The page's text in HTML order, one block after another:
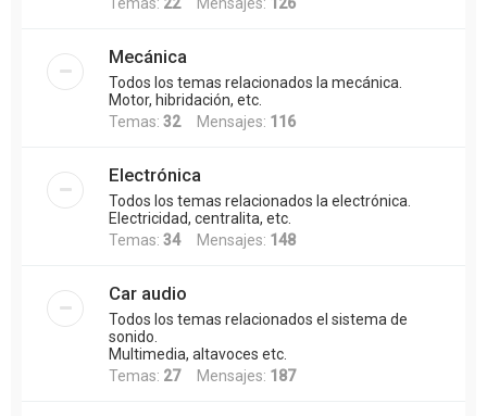
Mecánica
Todos los temas relacionados la mecánica.
Motor, hibridación, etc.
Temas: 32Mensajes: 116
Electrónica
Todos los temas relacionados la electrónica.
Electricidad, centralita, etc.
Temas: 34Mensajes: 148
Car audio
Todos los temas relacionados el sistema de
sonido.
Multimedia, altavoces etc.
Temas: 27Mensajes: 187